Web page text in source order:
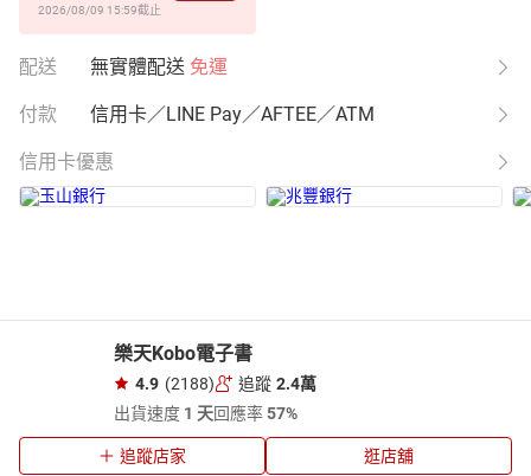
2026/08/09 15:59截止
配送 無實體配送 免運
付款 信用卡／LINE Pay／AFTEE／ATM
信用卡優惠
樂天Kobo電子書
4.9 (2188) 追蹤 2.4萬
出貨速度 1 天回應率57%
追蹤店家 逛店舖